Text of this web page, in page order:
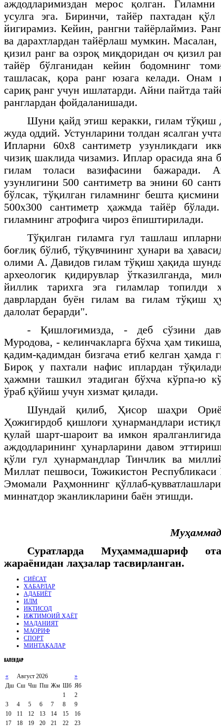
аждодларимиздан мерос қолган.
усулга эга. Биринчи, тайёр пахтадан
йигирамиз. Кейин, рангни тайёрлаймиз.
ва дарахтлардан тайёрлаш мумкин.
қизил ранг ва озроқ миқдоридан оч қизил
тайёр бўлганидан кейин бодомнинг
ташласак, қора ранг юзага келади. Онам
сариқ ранг учун ишлатарди. Айни пайтда
ранглардан фойдаланишади.
Шуни қайд этиш керакки, гилам тўқиш
жуда оддий. Устунларини толдан ясалган
Ипларни 60х8 сантиметр узунликдаги
чизиқ шаклида чизамиз. Иплар орасида яна
гилам толаси вазифасини бажаради.
узунлигини 500 сантиметр ва энини 60
бўлсак, тўқилган гиламнинг бешта
500х300 сантиметр ҳажмда тайёр
гиламнинг атрофига чироз ёпиштирилади.
Тўқилган гиламга гул ташлаш
боғлиқ бўлиб, тўқувчининг ҳунари ва
олими А. Давидов гилам тўқиш ҳақида
археологик қидирувлар ўтказилганда,
йиллик тарихга эга гиламлар топилди
даврлардан буён гилам ва гилам тўқиш
далолат берарди".
- Қишлоғимизда, - деб сўзини
Муродова, - келинчакларга бўхча ҳам
қадим-қадимдан бизгача етиб келган ҳамда
Бироқ у пахтали нафис иплардан
ҳажмни ташкил этадиган бўхча кўрпа-ю
ўраб қўйиш учун хизмат қилади.
Шундай қилиб, Ҳисор шаҳри
Ҳожигирдоб қишлоғи ҳунармандлари
қулай шарт-шароит ва имкон
аждодларининг ҳунарларини давом
қўли гул ҳунармандлар Тинчлик ва
Миллат пешвоси, Тожикистон Республикаси
Эмомали Раҳмоннинг қўллаб-
миннатдор эканликларини баён этишди.
Суратларда Муҳаммадшариф
жараёнидан лаҳзалар тасвирланган.
СИЁСАТ
ХАБАРЛАР
АДАБИЁТ
ИЛМ
ИҚТИСОД
ИЖТИМОИЙ ҲАЁТ
МАДАНИЯТ
МАОРИФ
СПОРТ
МИНТАҚАЛАР
КАЛЕНДАР
« Август 2026
»
Дш Сш Чш Пш Жм Шб Яб
1
2
3
4 5 6 7 8
9
10
11 12 13 14 15
16
17
18 19 20 21 22
23